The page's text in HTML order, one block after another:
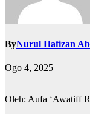
ByNurul Hafizan
Ogo 4, 2025
Oleh: Aufa ‘Awatiff